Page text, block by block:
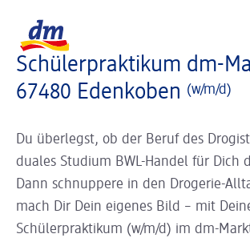
Schülerpraktikum dm-
67480 Edenkoben (w/m/d)
Du überlegst, ob der Beruf des
duales Studium BWL-Handel für Dich
Dann schnuppere in den Drogerie-
mach Dir Dein eigenes Bild – mit
Schülerpraktikum (w/m/d) im dm-